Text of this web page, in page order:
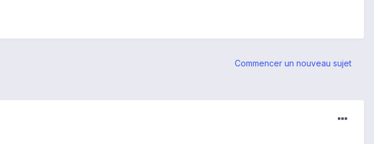
Commencer un nouveau sujet